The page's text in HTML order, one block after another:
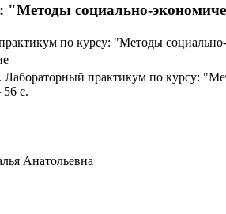
социально-
по курсу: "Методы
практикум по курсу:
с.
Анатольевна